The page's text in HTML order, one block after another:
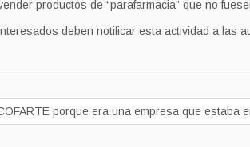
productos de “parafarmacia” que no
deben notificar esta actividad a las
porque era una empresa que